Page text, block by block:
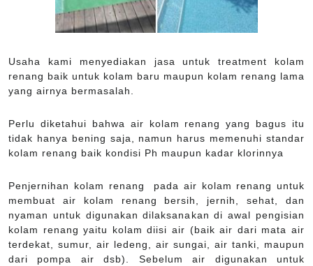
Usaha kami menyediakan jasa untuk treatment kolam
renang baik untuk kolam baru maupun kolam renang lama
yang airnya bermasalah.
Perlu diketahui bahwa air kolam renang yang bagus itu
tidak hanya bening saja, namun harus memenuhi standar
kolam renang baik kondisi Ph maupun kadar klorinnya
Penjernihan kolam renang pada air kolam renang untuk
membuat air kolam renang bersih, jernih, sehat, dan
nyaman untuk digunakan dilaksanakan di awal pengisian
kolam renang yaitu kolam diisi air (baik air dari mata air
terdekat, sumur, air ledeng, air sungai, air tanki, maupun
dari pompa air dsb). Sebelum air digunakan untuk